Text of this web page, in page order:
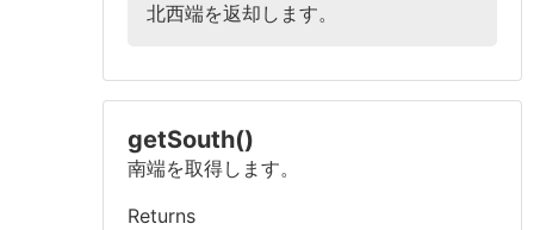
北西端を返却します。
getSouth()
南端を取得します。
Returns